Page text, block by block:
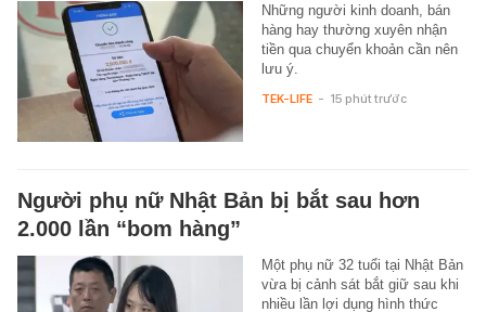
Những người kinh doanh, bán
hàng hay thường xuyên nhận
tiền qua chuyển khoản cần nên
lưu ý.
TEK-LIFE - 15 phút trước
Người phụ nữ Nhật Bản bị bắt sau hơn
2.000 lần “bom hàng”
Một phụ nữ 32 tuổi tại Nhật Bản
vừa bị cảnh sát bắt giữ sau khi
nhiều lần lợi dụng hình thức